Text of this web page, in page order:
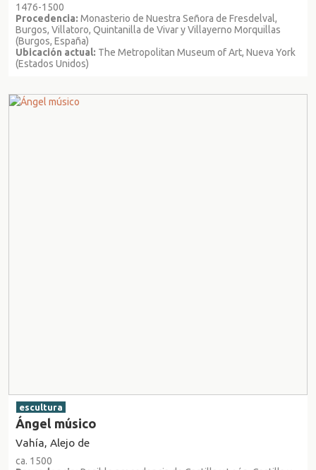
1476-1500
Procedencia: Monasterio de Nuestra Señora de Fresdelval,
Burgos, Villatoro, Quintanilla de Vivar y Villayerno Morquillas
(Burgos, España)
Ubicación actual: The Metropolitan Museum of Art, Nueva York
(Estados Unidos)
escultura
Ángel músico
Vahía, Alejo de
ca. 1500